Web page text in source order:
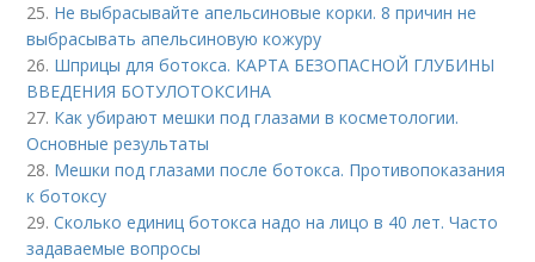
25. Не выбрасывайте апельсиновые корки. 8 причин не
выбрасывать апельсиновую кожуру
26. Шприцы для ботокса. КАРТА БЕЗОПАСНОЙ ГЛУБИНЫ
ВВЕДЕНИЯ БОТУЛОТОКСИНА
27. Как убирают мешки под глазами в косметологии.
Основные результаты
28. Мешки под глазами после ботокса. Противопоказания
к ботоксу
29.Сколько единиц ботокса надо на лицо в 40 лет. Часто
задаваемые вопросы